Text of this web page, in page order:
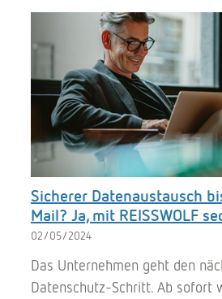
Sicherer Datenaustausch
Mail? Ja, mit REISSWOLF
02/05/2024
Das Unternehmen geht den
Datenschutz-Schritt. Ab sofort